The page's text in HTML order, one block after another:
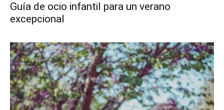
Guía de ocio infantil para un verano
excepcional